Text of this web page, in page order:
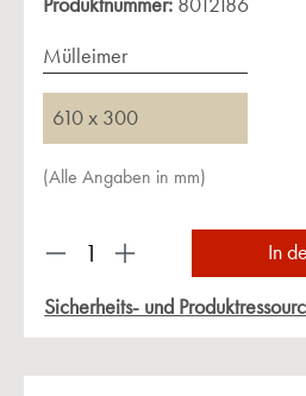
Mülleimer
610 x 300
(Alle Angaben in mm)
Produkt Anzahl: Gib In
Sicherheits- und